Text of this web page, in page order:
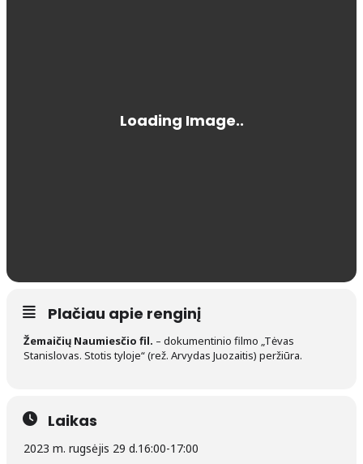
Plačiau apie renginį
Žemaičių Naumiesčio fil. – dokumentinio filmo „Tėvas
Stanislovas. Stotis tyloje“ (rež. Arvydas Juozaitis) peržiūra.
Laikas
2023 m. rugsėjis 29 d.16:00-17:00